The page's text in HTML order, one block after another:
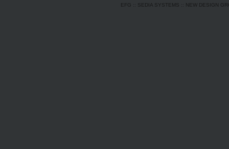
EFG :: SEDIA SYSTEMS :: NEW DESIGN